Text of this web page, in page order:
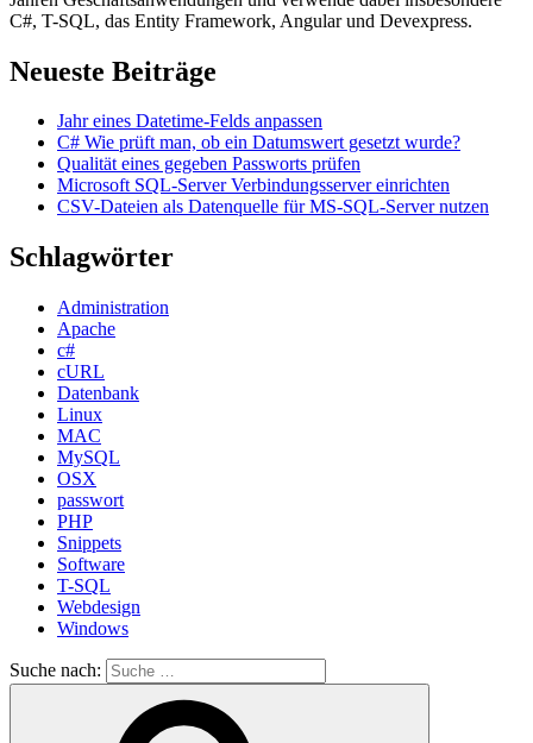
C#, T-SQL, das Entity Framework, Angular und Devexpress.
Neueste Beiträge
Jahr eines Datetime-Felds anpassen
C# Wie prüft man, ob ein Datumswert gesetzt wurde?
Qualität eines gegeben Passworts prüfen
Microsoft SQL-Server Verbindungsserver einrichten
CSV-Dateien als Datenquelle für MS-SQL-Server nutzen
Schlagwörter
Administration
Apache
c#
cURL
Datenbank
Linux
MAC
MySQL
OSX
passwort
PHP
Snippets
Software
T-SQL
Webdesign
Windows
Suche nach: